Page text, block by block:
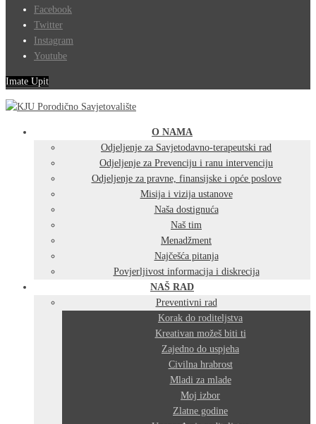
Facebook
Twitter
Instagram
Youtube
Imate Upit
O NAMA
Odjeljenje za Savjetodavno-terapeutski rad
Odjeljenje za Prevenciju i ranu intervenciju
Odjeljenje za pravne, finansijske i opće poslove
Misija i vizija ustanove
Naša dostignuća
Naš tim
Menadžment
Najčešća pitanja
Povjerljivost informacija i diskrecija
NAŠ RAD
Preventivni rad
Korak do roditeljstva
Kreativan možeš biti ti
Zajedno do uspjeha
Civilna hrabrost
Mladi za mlade
Moj izbor
Zlatne godine